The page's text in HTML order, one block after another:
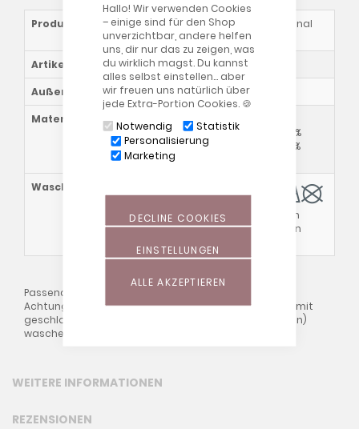
Hallo! Wir verwenden Cookies
– einige sind für den Shop
unverzichtbar, andere helfen
uns, dir nur das zu zeigen, was
du wirklich magst. Du kannst
alles selbst einstellen… aber
wir freuen uns natürlich über
jede Extra-Portion Cookies. 🍪
Notwendig
Statistik
Personalisierung
Marketing
ALLE AKZEPTIEREN
EINSTELLUNGEN
DECLINE COOKIES
Produktname
Bezug für das Original
Theraline
Artikelnummer
5100xxx0x
Außenmaß
190 x 40 cm
Materialzusammensetzung
Bambusfasern, 38 %
Baumwolle (Bio), 5 %
Waschhinweise
Bitte beachte auch
unsere allgemeinen
Passend zum Artikel 5101xx00 "Das Original Theraline"
Achtung: Bezüge bitte immer auf "links" gedreht und mit
geschlossenem Reißverschluss (ca. 10cm offen lassen)
waschen!
WEITERE INFORMATIONEN
REZENSIONEN